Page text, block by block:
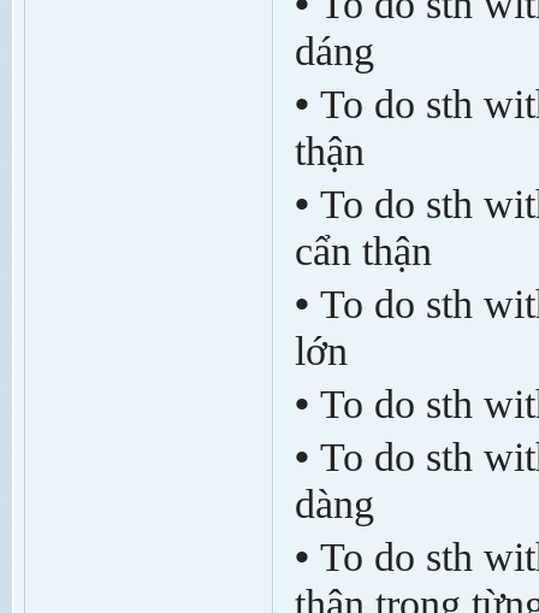
dáng
• To do sth
thận
• To do sth
cẩn thận
• To do sth
lớn
• To do sth
• To do sth
dàng
• To do sth
thận trọng